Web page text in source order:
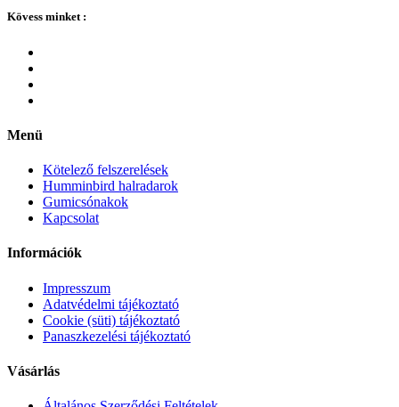
Kövess minket :
Menü
Kötelező felszerelések
Humminbird halradarok
Gumicsónakok
Kapcsolat
Információk
Impresszum
Adatvédelmi tájékoztató
Cookie (süti) tájékoztató
Panaszkezelési tájékoztató
Vásárlás